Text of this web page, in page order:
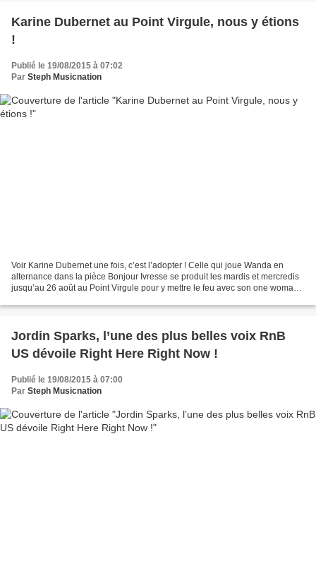
Karine Dubernet au Point Virgule, nous y étions
!
Publié le 19/08/2015 à 07:02
Par Steph Musicnation
Voir Karine Dubernet une fois, c’est l’adopter ! Celle qui joue Wanda en
alternance dans la pièce Bonjour Ivresse se produit les mardis et mercredis
jusqu’au 26 août au Point Virgule pour y mettre le feu avec son one woman
Jordin Sparks, l’une des plus belles voix RnB
US dévoile Right Here Right Now !
Publié le 19/08/2015 à 07:00
Par Steph Musicnation